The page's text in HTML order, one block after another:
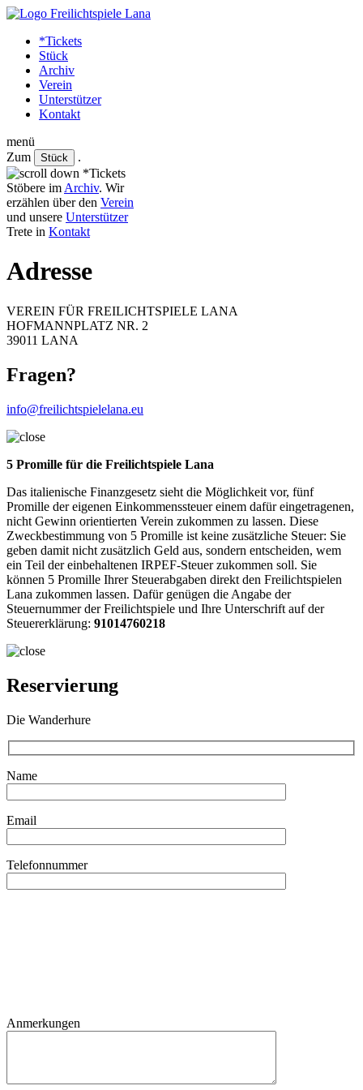
Skip
content
*Tickets
Stück
Archiv
Verein
Unterstützer
Kontakt
menü
Zum
Stück
.
*Tickets
Stöbere im Archiv. Wir
erzählen über den Verein
und unsere Unterstützer
Trete in Kontakt
Adresse
VEREIN FÜR FREILICHTSPIELE LANA
HOFMANNPLATZ NR. 2
39011 LANA
Fragen?
info@freilichtspielelana.eu
5 Promille für die Freilichtspiele Lana
Das italienische Finanzgesetz sieht die Möglichkeit vor, fünf
Promille der eigenen Einkommenssteuer einem dafür eingetragenen,
nicht Gewinn orientierten Verein zukommen zu lassen. Diese
Zweckbestimmung von 5 Promille ist keine zusätzliche Steuer: Sie
geben damit nicht zusätzlich Geld aus, sondern entscheiden, wem
ein Teil der einbehaltenen IRPEF-Steuer zukommen soll. Sie
können 5 Promille Ihrer Steuerabgaben direkt den Freilichtspielen
Lana zukommen lassen. Dafür genügen die Angabe der
Steuernummer der Freilichtspiele und Ihre Unterschrift auf der
Steuererklärung: 91014760218
Reservierung
Die Wanderhure
Name
Email
Telefonnummer
Anmerkungen